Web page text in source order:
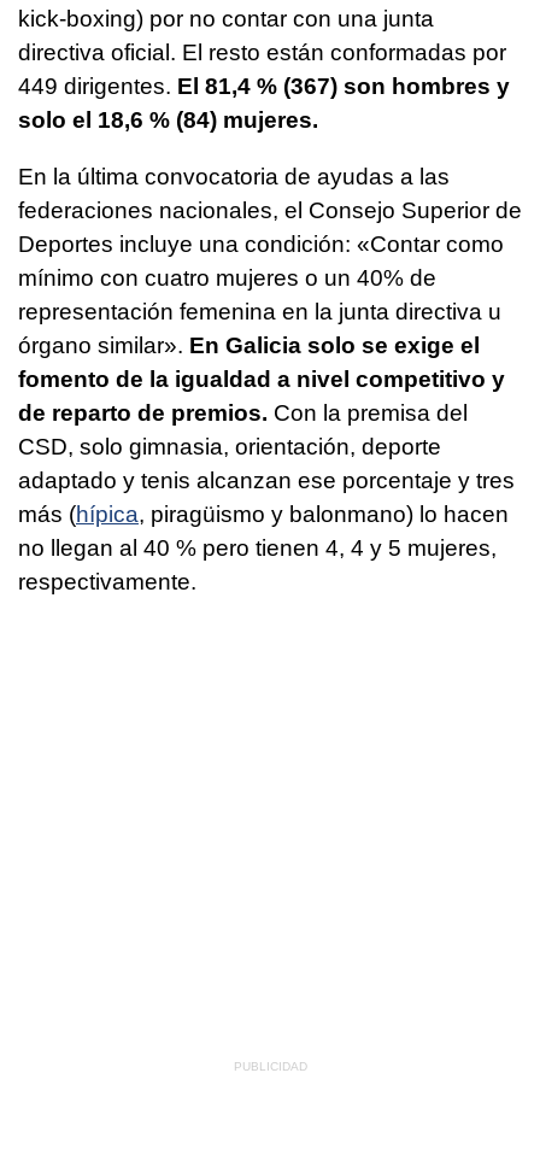
kick-boxing) por no contar con una junta
directiva oficial. El resto están conformadas por
449 dirigentes. El 81,4 % (367) son hombres y
solo el 18,6 % (84) mujeres.
En la última convocatoria de ayudas a las
federaciones nacionales, el Consejo Superior de
Deportes incluye una condición: «Contar como
mínimo con cuatro mujeres o un 40% de
representación femenina en la junta directiva u
órgano similar». En Galicia solo se exige el
fomento de la igualdad a nivel competitivo y
de reparto de premios. Con la premisa del
CSD, solo gimnasia, orientación, deporte
adaptado y tenis alcanzan ese porcentaje y tres
más (hípica, piragüismo y balonmano) lo hacen
no llegan al 40 % pero tienen 4, 4 y 5 mujeres,
respectivamente.